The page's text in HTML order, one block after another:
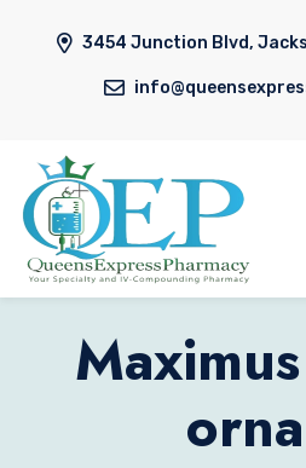
3454 Junction Blvd,